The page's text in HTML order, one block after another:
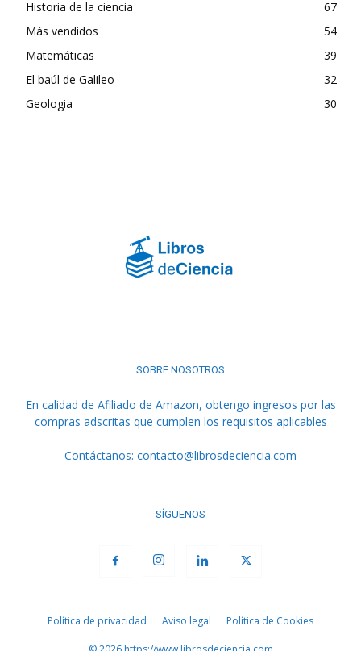
Historia de la ciencia
67
Más vendidos
54
Matemáticas
39
El baúl de Galileo
32
Geologia
30
SOBRE NOSOTROS
En calidad de Afiliado de Amazon, obtengo ingresos por las
compras adscritas que cumplen los requisitos aplicables
Contáctanos: contacto@librosdeciencia.com
SÍGUENOS
Política de privacidad Aviso legal Política de Cookies